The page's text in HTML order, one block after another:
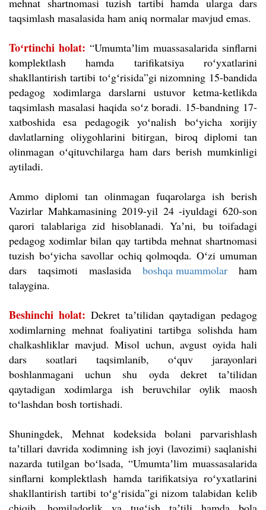
mehnat shartnomasi tuzish tartibi hamda ularga dars
taqsimlash masalasida ham aniq normalar mavjud emas.
Toʻrtinchi holat: “Umumtaʼlim muassasalarida sinflarni
komplektlash hamda tarifikatsiya roʻyxatlarini
shakllantirish tartibi toʻgʻrisida”gi nizomning 15-bandida
pedagog xodimlarga darslarni ustuvor ketma-ketlikda
taqsimlash masalasi haqida soʻz boradi. 15-bandning 17-
xatboshida esa pedagogik yoʻnalish boʻyicha xorijiy
davlatlarning oliygohlarini bitirgan, biroq diplomi tan
olinmagan oʻqituvchilarga ham dars berish mumkinligi
aytiladi.
Ammo diplomi tan olinmagan fuqarolarga ish berish
Vazirlar Mahkamasining 2019-yil 24 -iyuldagi 620-son
qarori talablariga zid hisoblanadi. Yaʼni, bu toifadagi
pedagog xodimlar bilan qay tartibda mehnat shartnomasi
tuzish boʻyicha savollar ochiq qolmoqda. Oʻzi umuman
dars taqsimoti maslasida boshqa muammolar ham
talaygina.
Beshinchi holat: Dekret taʼtilidan qaytadigan pedagog
xodimlarning mehnat foaliyatini tartibga solishda ham
chalkashliklar mavjud. Misol uchun, avgust oyida hali
dars soatlari taqsimlanib, oʻquv jarayonlari
boshlanmagani uchun shu oyda dekret taʼtilidan
qaytadigan xodimlarga ish beruvchilar oylik maosh
toʻlashdan bosh tortishadi.
Shuningdek, Mehnat kodeksida bolani parvarishlash
taʼtillari davrida xodimning ish joyi (lavozimi) saqlanishi
nazarda tutilgan boʻlsada, “Umumtaʼlim muassasalarida
sinflarni komplektlash hamda tarifikatsiya roʻyxatlarini
shakllantirish tartibi toʻgʻrisida”gi nizom talabidan kelib